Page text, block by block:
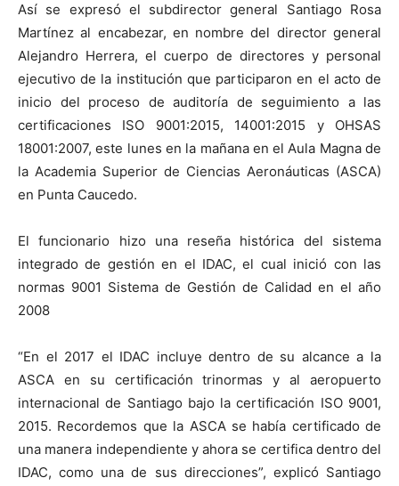
Así se expresó el subdirector general Santiago Rosa
Martínez al encabezar, en nombre del director general
Alejandro Herrera, el cuerpo de directores y personal
ejecutivo de la institución que participaron en el acto de
inicio del proceso de auditoría de seguimiento a las
certificaciones ISO 9001:2015, 14001:2015 y OHSAS
18001:2007, este lunes en la mañana en el Aula Magna de
la Academia Superior de Ciencias Aeronáuticas (ASCA)
en Punta Caucedo.
El funcionario hizo una reseña histórica del sistema
integrado de gestión en el IDAC, el cual inició con las
normas 9001 Sistema de Gestión de Calidad en el año
2008
“En el 2017 el IDAC incluye dentro de su alcance a la
ASCA en su certificación trinormas y al aeropuerto
internacional de Santiago bajo la certificación ISO 9001,
2015. Recordemos que la ASCA se había certificado de
una manera independiente y ahora se certifica dentro del
IDAC, como una de sus direcciones”, explicó Santiago